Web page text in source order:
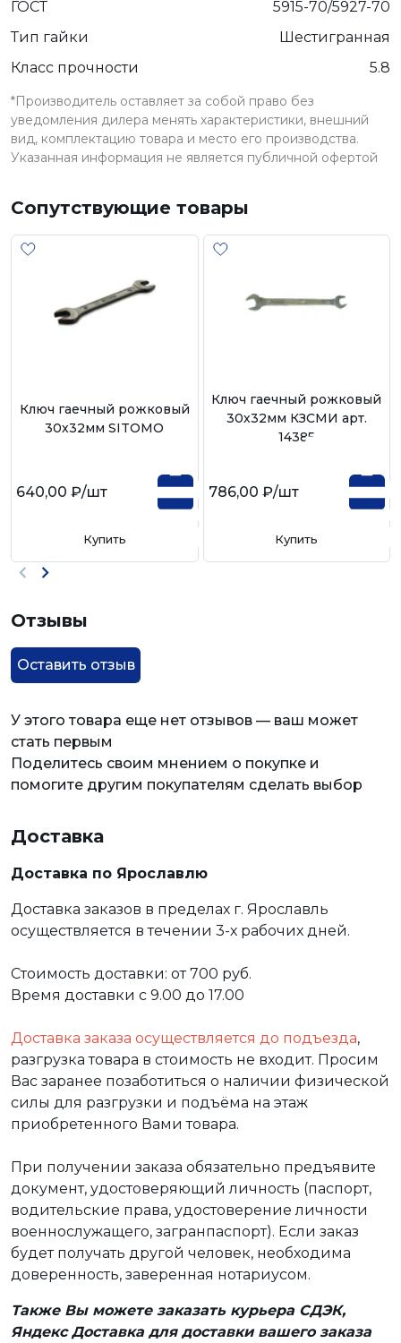
ГОСТ
5915-70/5927-70
Тип гайки
Шестигранная
Класс прочности
5.8
*Производитель оставляет за собой право без
уведомления дилера менять характеристики, внешний
вид, комплектацию товара и место его производства.
Указанная информация не является публичной офертой
Сопутствующие товары
Ключ гаечный рожковый
30х32мм SITOMO
640,00 ₽/шт
Купить
Ключ гаечный рожковый
30х32мм КЗСМИ арт.
14385
786,00 ₽/шт
Купить
Отзывы
Оставить отзыв
У этого товара еще нет отзывов — ваш может
стать первым
Поделитесь своим мнением о покупке и
помогите другим покупателям сделать выбор
Доставка
Доставка по Ярославлю
Доставка заказов в пределах г. Ярославль
осуществляется в течении 3-х рабочих дней.
Стоимость доставки: от 700 руб.
Время доставки с 9.00 до 17.00
Доставка заказа осуществляется до подъезда,
разгрузка товара в стоимость не входит. Просим
Вас заранее позаботиться о наличии физической
силы для разгрузки и подъёма на этаж
приобретенного Вами товара.
При получении заказа обязательно предъявите
документ, удостоверяющий личность (паспорт,
водительские права, удостоверение личности
военнослужащего, загранпаспорт). Если заказ
будет получать другой человек, необходима
доверенность, заверенная нотариусом.
Также Вы можете заказать курьера СДЭК,
Яндекс Доставка для доставки вашего заказа